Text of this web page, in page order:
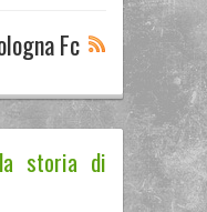
Fc
storia di